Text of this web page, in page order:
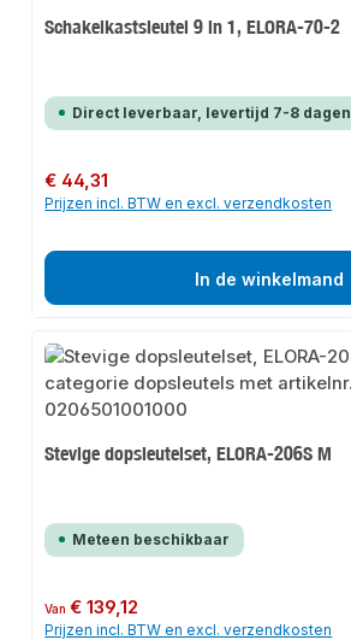
Schakelkastsleutel 9 in 1, ELORA-70-2
Direct leverbaar, levertijd 7-8 dagen
Normale prijs:
€ 44,31
Prijzen incl. BTW en excl. verzendkosten
In de winkelmand
Stevige dopsleutelset, ELORA-206S M
Meteen beschikbaar
Normale prijs:
Van€ 139,12
Prijzen incl. BTW en excl. verzendkosten